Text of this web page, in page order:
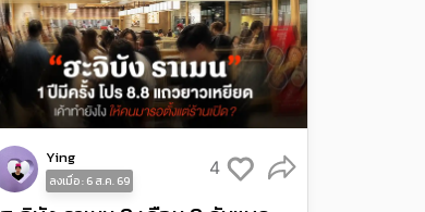
Ying
ลงเมื่อ : 6 ส.ค. 69
4